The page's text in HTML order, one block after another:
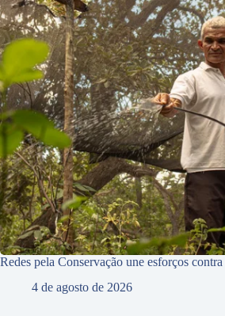
Redes pela Conservação une esforços
4 de agosto de 2026